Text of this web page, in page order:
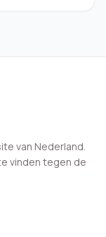
van Nederland.
vinden tegen de